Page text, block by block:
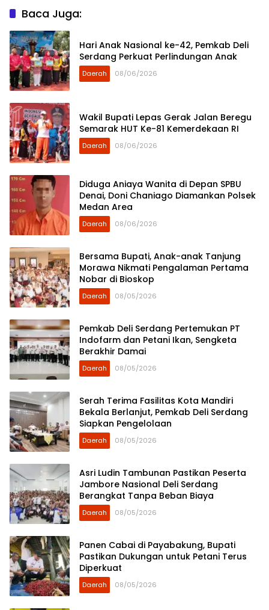
Baca Juga:
Hari Anak Nasional ke-42, Pemkab Deli
Serdang Perkuat Perlindungan Anak
Daerah 08/06/2026
Wakil Bupati Lepas Gerak Jalan Beregu
Semarak HUT Ke-81 Kemerdekaan RI
Daerah 08/06/2026
Diduga Aniaya Wanita di Depan SPBU
Denai, Doni Chaniago Diamankan Polsek
Medan Area
Daerah 08/06/2026
Bersama Bupati, Anak-anak Tanjung
Morawa Nikmati Pengalaman Pertama
Nobar di Bioskop
Daerah 08/05/2026
Pemkab Deli Serdang Pertemukan PT
Indofarm dan Petani Ikan, Sengketa
Berakhir Damai
Daerah 08/05/2026
Serah Terima Fasilitas Kota Mandiri
Bekala Berlanjut, Pemkab Deli Serdang
Siapkan Pengelolaan
Daerah 08/05/2026
Asri Ludin Tambunan Pastikan Peserta
Jambore Nasional Deli Serdang
Berangkat Tanpa Beban Biaya
Daerah 08/05/2026
Panen Cabai di Payabakung, Bupati
Pastikan Dukungan untuk Petani Terus
Diperkuat
Daerah 08/05/2026